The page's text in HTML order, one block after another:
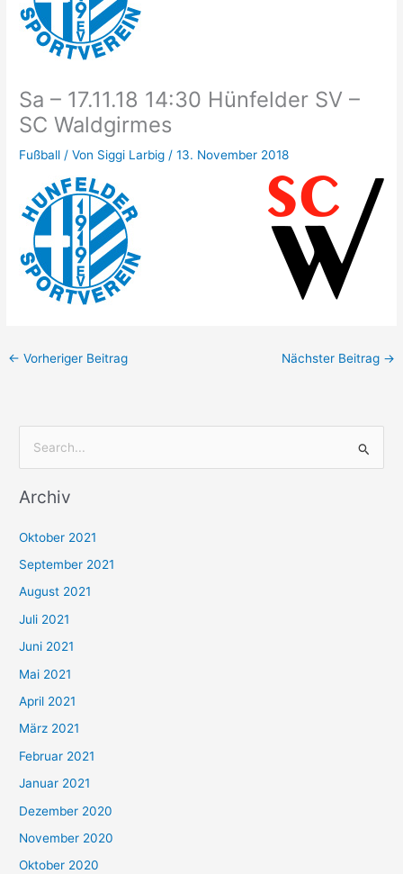
Sa – 17.11.18 14:30 Hünfelder SV –
SC Waldgirmes
Fußball / Von Siggi Larbig /13. November 2018
← Vorheriger Beitrag Nächster Beitrag →
c
n
n
a
c
h
:
Archiv
Oktober 2021
September 2021
August 2021
Juli 2021
Juni 2021
Mai 2021
April 2021
März 2021
Februar 2021
Januar 2021
Dezember 2020
November 2020
Oktober 2020